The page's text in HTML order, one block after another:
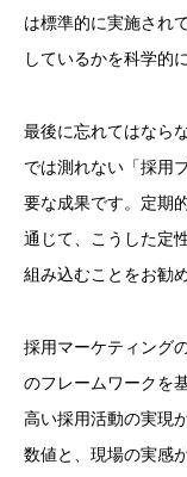
は標準的に実施され
しているかを科学的
最後に忘れてはなら
では測れない「採用
要な成果です。定期
通じて、こうした定
組み込むことをお勧
採用マーケティング
のフレームワークを
高い採用活動の実現
数値と、現場の実感